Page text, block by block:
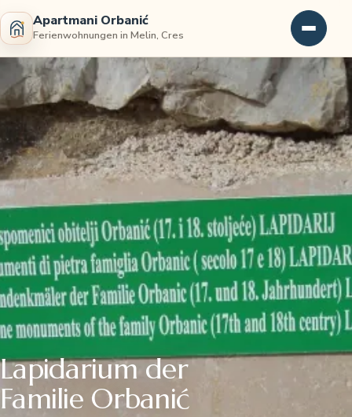
Apartmani Orbanić
Ferienwohnungen in Melin, Cres
Lapidarium der
Familie Orbanić